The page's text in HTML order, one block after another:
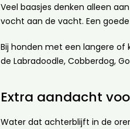
Veel baasjes denken alleen
vocht aan de vacht. Een
Bij honden met een langere of
de Labradoodle, Cobberdog,
Extra aandacht
Water dat achterblijft in de